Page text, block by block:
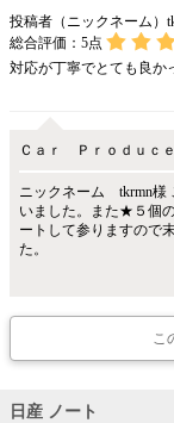
投稿者（ニックネーム）
総合評価： 5点
対応が丁寧でとても良か
Ｃａｒ Ｐｒｏｄｕｃ
ニックネーム tkrmn様
いました。また★５個
ートして参りますので
た。
こ
日産 ノート